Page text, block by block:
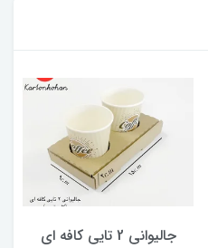
جالیوانی 2 تایی کافه ای